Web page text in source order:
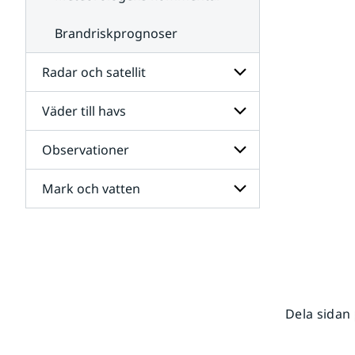
Brandriskprognoser
Radar och satellit
Undersidor
för
Radar
och
satellit
Väder till havs
Undersidor
för
Väder
till
havs
Observationer
Undersidor
för
Mark och vatten
Dela sidan